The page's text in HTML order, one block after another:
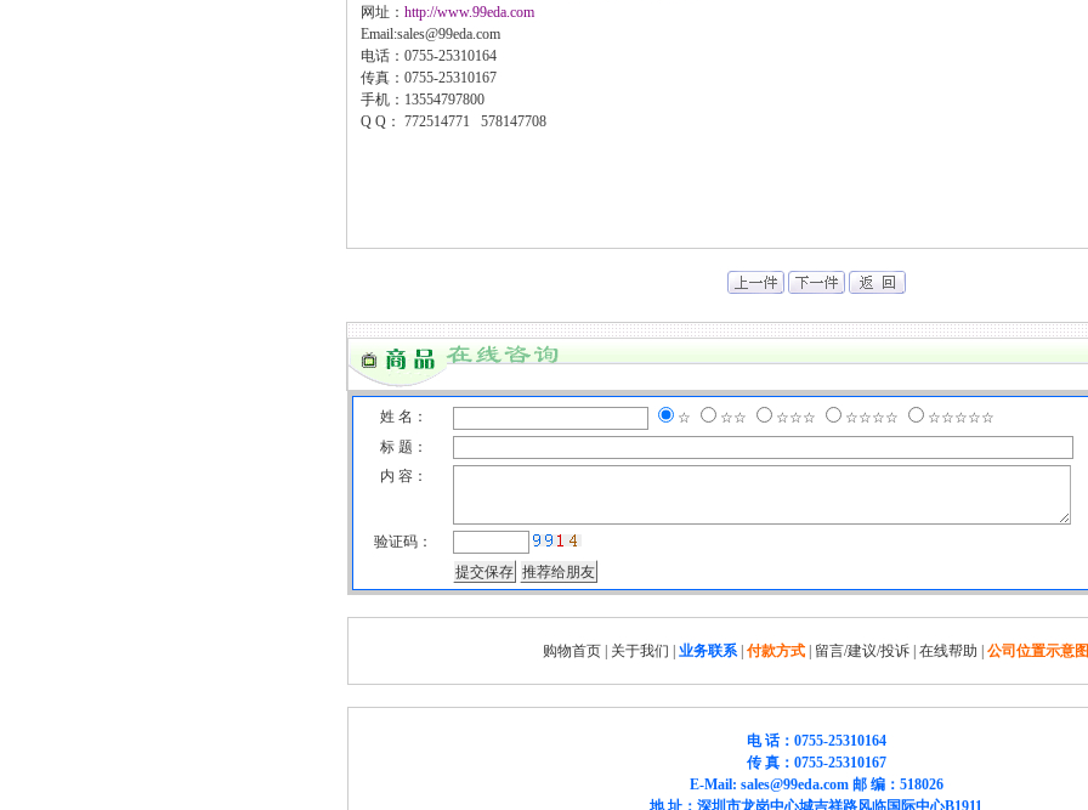
网址： http://www.99eda.com
Email:sales@99eda.com
电话：0755-25310164
传真：0755-25310167
手机：13554797800
Q Q： 772514771 578147708
姓 名： ☆ ☆☆ ☆☆☆ ☆☆☆☆
☆☆☆☆☆
标 题：
内 容：
验证码：
购物首页 关于我们 业务联系| 付款方式 留言/建议/投诉 在线帮助 公司位置示意图
电 话：0755-25310164
传 真：0755-25310167
E-Mail: sales@99eda.com 邮 编：518026
地 址：深圳市龙岗中心城吉祥路风临国际中心B1911